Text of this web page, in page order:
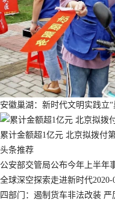
安徽巢湖：新时代文明实践立“
累计金额超1亿元 北京拟拨付
头条推荐
公安部交管局公布今年上半年
全球深空探索走进新时代2020-
四部门：遏制货车非法改装 严